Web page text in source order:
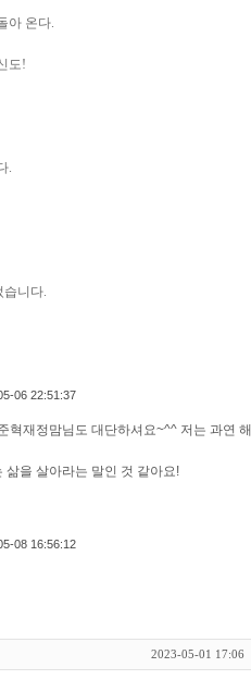
아 온다.
도!
.
습니다.
06 22:51:37
혁재정맘님도 대단하셔요~^^ 저는 과연 해
삶을 살아라는 말인 것 같아요!
08 16:56:12
2023-05-01 17:06